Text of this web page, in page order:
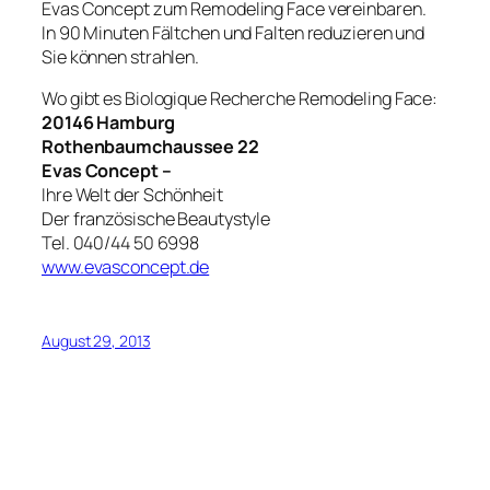
Evas Concept zum Remodeling Face vereinbaren.
In 90 Minuten Fältchen und Falten reduzieren und
Sie können strahlen.
Wo gibt es Biologique Recherche Remodeling Face:
20146 Hamburg
Rothenbaumchaussee 22
Evas Concept –
Ihre Welt der Schönheit
Der französische Beautystyle
Tel. 040/44 50 6998
www.evasconcept.de
August 29, 2013